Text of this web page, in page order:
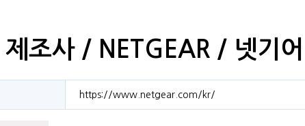
조사 / NETGEAR / 넷기어
https://www.netgear.com/kr/